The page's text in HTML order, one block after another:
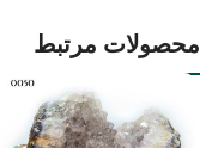
محصولات مرتبط